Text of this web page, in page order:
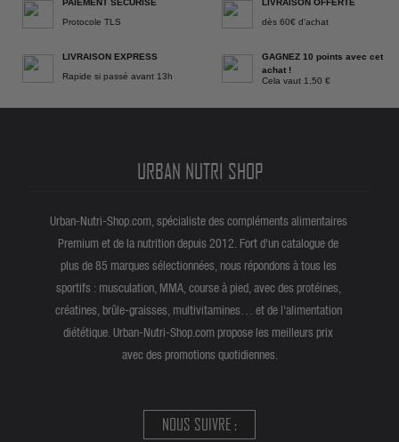
PAIEMENT SÉCURISÉ
Protocole TLS
LIVRAISON OFFERTE
dès 60€ d'achat
LIVRAISON EXPRESS
Rapide si passé avant 13h
GAGNEZ 10 points avec cet
achat !
Cela vaut 1,50 €
URBAN NUTRI SHOP
Urban-Nutri-Shop.com, spécialiste des compléments alimentaires
Premium et de la nutrition depuis 2012. Fort d'un catalogue de
plus de 85 marques sélectionnées, nous répondons à tous les
sportifs : musculation, MMA, course à pied, avec des protéines,
créatines, brûle-graisses, multivitamines… et de l'alimentation
diététique. Urban-Nutri-Shop.com propose les meilleurs prix
avec des promotions quotidiennes.
NOUS SUIVRE :